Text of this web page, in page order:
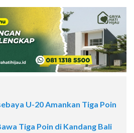
U-20 Amankan Tiga Poin
Tiga Poin di Kandang Bali